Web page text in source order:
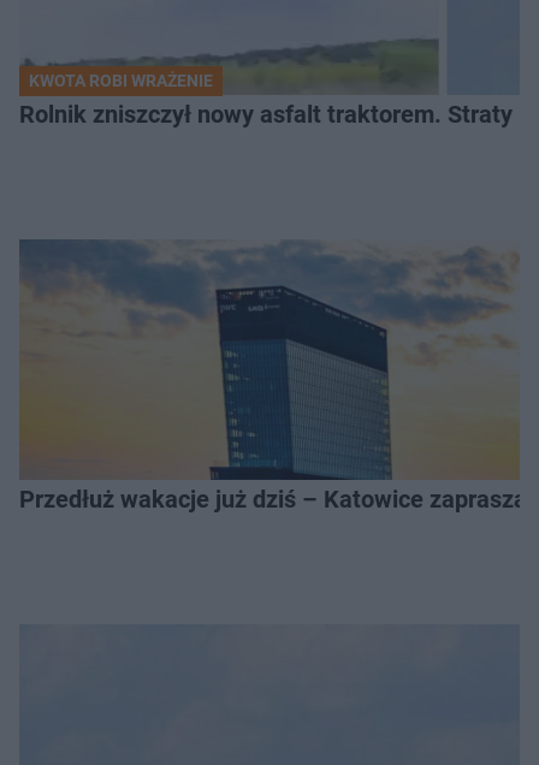
KWOTA ROBI WRAŻENIE
Rolnik zniszczył nowy asfalt traktorem. Straty
Przedłuż wakacje już dziś – Katowice